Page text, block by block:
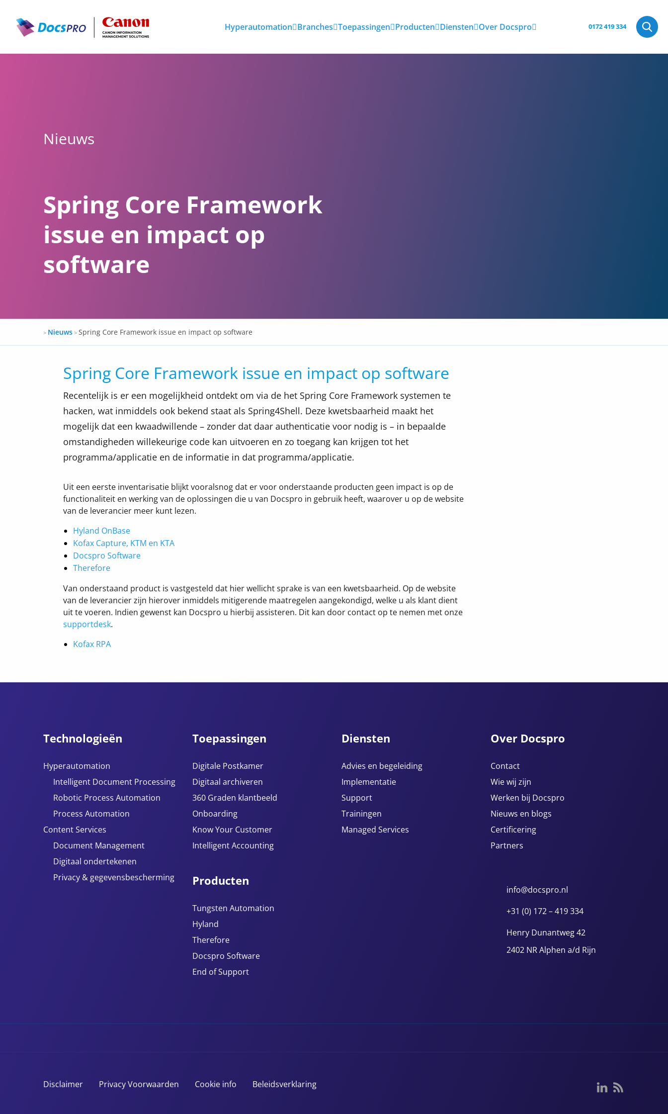
Hyperautomation Branches Toepassingen Producten Diensten Over Docspro 0172 419 334
Nieuws
Spring Core Framework
issue en impact op
software
Docspro
> Nieuws > Spring Core Framework issue en impact op software
Spring Core Framework issue en impact op software
Recentelijk is er een mogelijkheid ontdekt om via de het Spring Core Framework systemen te
hacken, wat inmiddels ook bekend staat als Spring4Shell. Deze kwetsbaarheid maakt het
mogelijk dat een kwaadwillende – zonder dat daar authenticatie voor nodig is – in bepaalde
omstandigheden willekeurige code kan uitvoeren en zo toegang kan krijgen tot het
programma/applicatie en de informatie in dat programma/applicatie.
Uit een eerste inventarisatie blijkt vooralsnog dat er voor onderstaande producten geen impact is op de
functionaliteit en werking van de oplossingen die u van Docspro in gebruik heeft, waarover u op de website
van de leverancier meer kunt lezen.
Hyland OnBase
Kofax Capture, KTM en KTA
Docspro Software
Therefore
Van onderstaand product is vastgesteld dat hier wellicht sprake is van een kwetsbaarheid. Op de website
van de leverancier zijn hierover inmiddels mitigerende maatregelen aangekondigd, welke u als klant dient
uit te voeren. Indien gewenst kan Docspro u hierbij assisteren. Dit kan door contact op te nemen met onze
supportdesk.
Kofax RPA
Technologieën
Hyperautomation
Intelligent Document Processing
Robotic Process Automation
Process Automation
Content Services
Document Management
Digitaal ondertekenen
Privacy & gegevensbescherming
Toepassingen
Digitale Postkamer
Digitaal archiveren
360 Graden klantbeeld
Onboarding
Know Your Customer
Intelligent Accounting
Producten
Tungsten Automation
Hyland
Therefore
Docspro Software
End of Support
Diensten
Advies en begeleiding
Implementatie
Support
Trainingen
Managed Services
Over Docspro
Contact
Wie wij zijn
Werken bij Docspro
Nieuws en blogs
Certificering
Partners
info@docspro.nl
+31 (0) 172 – 419 334
Henry Dunantweg 42
2402 NR Alphen a/d Rijn
Disclaimer Privacy Voorwaarden Cookie info Beleidsverklaring